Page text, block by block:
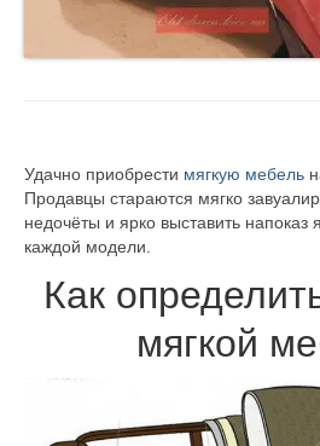
Удачно приобрести мягкую мебель
Продавцы стараются мягко
недочёты и ярко выставить
каждой модели.
Как
мягкой